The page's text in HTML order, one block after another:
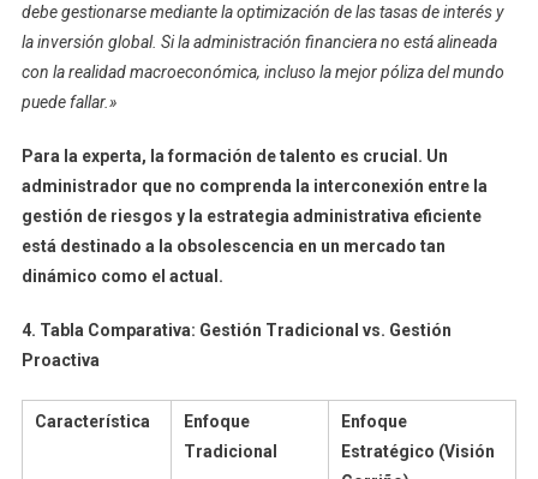
debe gestionarse mediante la optimización de las tasas de interés y
la inversión global. Si la administración financiera no está alineada
con la realidad macroeconómica, incluso la mejor póliza del mundo
puede fallar.»
Para la experta, la formación de talento es crucial. Un
administrador que no comprenda la interconexión entre la
gestión de riesgos y la estrategia administrativa eficiente
está destinado a la obsolescencia en un mercado tan
dinámico como el actual.
4. Tabla Comparativa: Gestión Tradicional vs. Gestión
Proactiva
Característica
Enfoque
Tradicional
Enfoque
Estratégico (Visión